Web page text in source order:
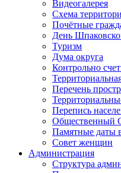
Видеогалерея
Схема
Почётные
День
Туризм
Дума округа
Контрольно
Перечень
Перепись
Общественный
Памятные даты
Совет женщин
Администрация
Структура